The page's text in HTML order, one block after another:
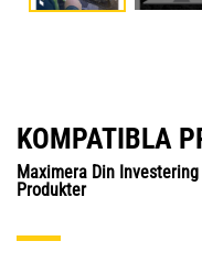
KOMPATIBLA
Maximera Din
Produkter